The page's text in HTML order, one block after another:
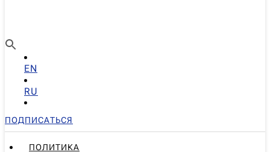
EN
RU
ПОДПИСАТЬСЯ
ПОЛИТИКА